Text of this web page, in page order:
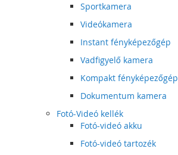
Sportkamera
Videókamera
Instant fényképezőgép
Vadfigyelő kamera
Kompakt fényképezőgép
Dokumentum kamera
Fotó-Videó kellék
Fotó-videó akku
Fotó-videó tartozék